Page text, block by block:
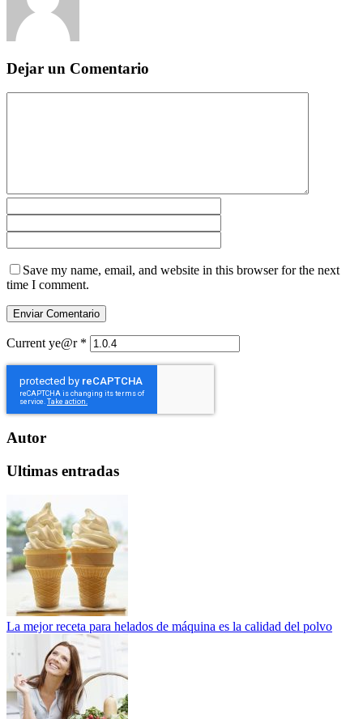
Dejar un Comentario
Save my name, email, and website in this browser for the next
time I comment.
Current ye@r *
Autor
Ultimas entradas
La mejor receta para helados de máquina es la calidad del polvo